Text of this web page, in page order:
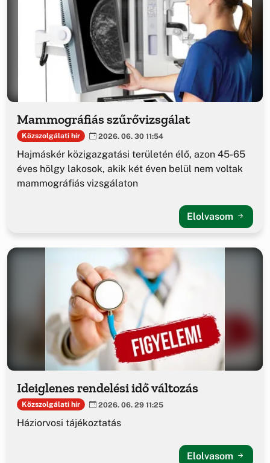
Mammográfiás szűrővizsgálat
Közszolgálati hír 2026. 06. 30 11:54
Hajmáskér közigazgatási területén élő, azon 45-65
éves hölgy lakosok, akik két éven belül nem voltak
mammográfiás vizsgálaton
Elolvasom
Ideiglenes rendelési idő változás
Közszolgálati hír 2026. 06. 29 11:25
Háziorvosi tájékoztatás
Elolvasom